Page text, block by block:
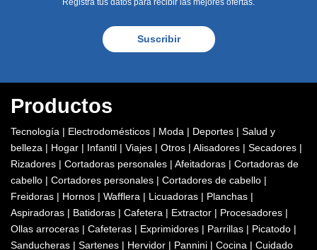
Suscribir
Registra tus datos para recibir las mejores ofertas.
Productos
Tecnología | Electrodomésticos | Moda | Deportes | Salud y
belleza | Hogar | Infantil | Viajes | Otros | Alisadores | Secadores |
Rizadores | Cortadoras personales | Afeitadoras | Cortadoras de
cabello | Cortadores personales | Cortadores de cabello |
Freidoras | Hornos | Wafflera | Licuadoras | Planchas |
Aspiradoras | Batidoras | Cafetera | Extractor | Procesadores |
Ollas arroceras | Cafeteras | Exprimidores | Parrillas | Picatodo |
Sanducheras | Sartenes | Hervidor | Pannini | Cocina | Cuidado